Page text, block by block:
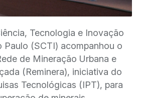
Tecnologia e Inovação
Paulo (SCTI) acompanhou o
de Mineração Urbana e
(Reminera), iniciativa do
Tecnológicas (IPT), para